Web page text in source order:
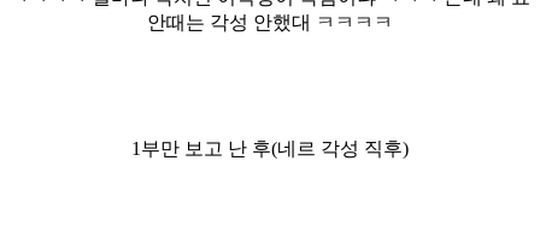
안때는 각성 안했대 ㅋㅋㅋㅋ
1부만 보고 난 후(네르 각성 직후)